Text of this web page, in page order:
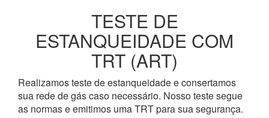
TESTE DE
ESTANQUEIDADE COM
TRT (ART)
Realizamos teste de estanqueidade e consertamos
sua rede de gás caso necessário. Nosso teste segue
as normas e emitimos uma TRT para sua segurança.